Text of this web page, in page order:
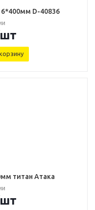
Сверло Makita по кирпичу 6*400мм D-40836
титан Атака